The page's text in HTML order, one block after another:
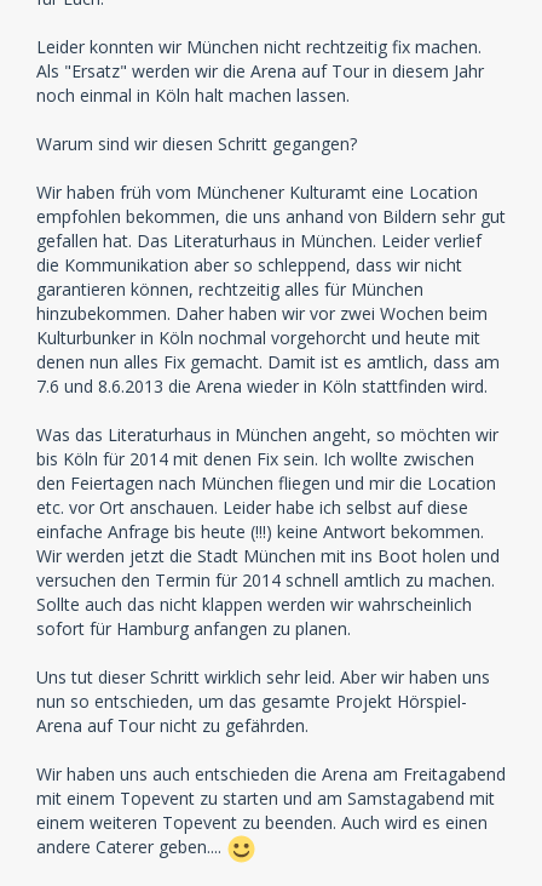
Leider konnten wir München nicht rechtzeitig fix machen.
Als "Ersatz" werden wir die Arena auf Tour in diesem Jahr
noch einmal in Köln halt machen lassen.
Warum sind wir diesen Schritt gegangen?
Wir haben früh vom Münchener Kulturamt eine Location
empfohlen bekommen, die uns anhand von Bildern sehr gut
gefallen hat. Das Literaturhaus in München. Leider verlief
die Kommunikation aber so schleppend, dass wir nicht
garantieren können, rechtzeitig alles für München
hinzubekommen. Daher haben wir vor zwei Wochen beim
Kulturbunker in Köln nochmal vorgehorcht und heute mit
denen nun alles Fix gemacht. Damit ist es amtlich, dass am
7.6 und 8.6.2013 die Arena wieder in Köln stattfinden wird.
Was das Literaturhaus in München angeht, so möchten wir
bis Köln für 2014 mit denen Fix sein. Ich wollte zwischen
den Feiertagen nach München fliegen und mir die Location
etc. vor Ort anschauen. Leider habe ich selbst auf diese
einfache Anfrage bis heute (!!!) keine Antwort bekommen.
Wir werden jetzt die Stadt München mit ins Boot holen und
versuchen den Termin für 2014 schnell amtlich zu machen.
Sollte auch das nicht klappen werden wir wahrscheinlich
sofort für Hamburg anfangen zu planen.
Uns tut dieser Schritt wirklich sehr leid. Aber wir haben uns
nun so entschieden, um das gesamte Projekt Hörspiel-
Arena auf Tour nicht zu gefährden.
Wir haben uns auch entschieden die Arena am Freitagabend
mit einem Topevent zu starten und am Samstagabend mit
einem weiteren Topevent zu beenden. Auch wird es einen
andere Caterer geben....